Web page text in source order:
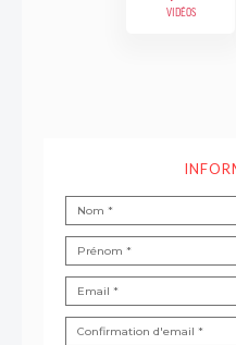
VIDÉOS